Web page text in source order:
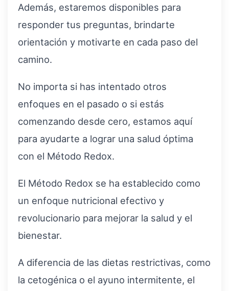
Además, estaremos disponibles para
responder tus preguntas, brindarte
orientación y motivarte en cada paso del
camino.
No importa si has intentado otros
enfoques en el pasado o si estás
comenzando desde cero, estamos aquí
para ayudarte a lograr una salud óptima
con el Método Redox.
El Método Redox se ha establecido como
un enfoque nutricional efectivo y
revolucionario para mejorar la salud y el
bienestar.
A diferencia de las dietas restrictivas, como
la cetogénica o el ayuno intermitente, el